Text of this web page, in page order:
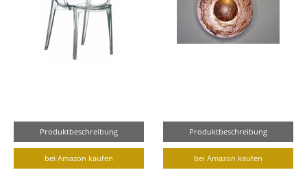
Produktbeschreibung
bei Amazon kaufen
Produktbeschreibung
bei Amazon kaufen